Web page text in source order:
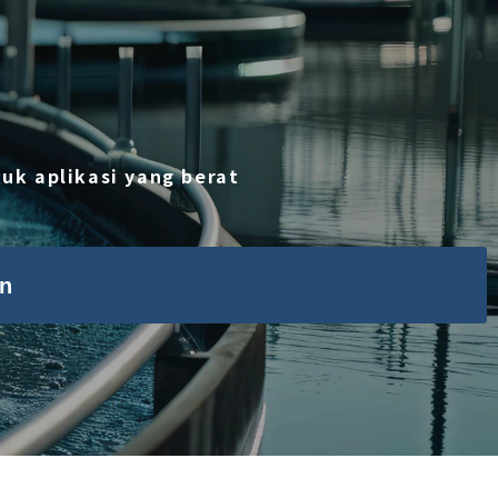
aplikasi yang berat